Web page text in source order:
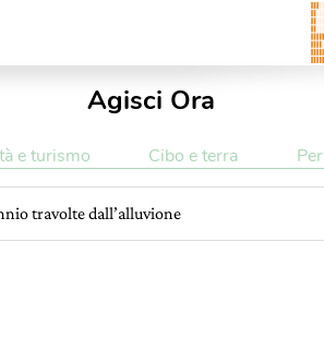
Agisci Ora
e turismo Cibo e terra
travolte dall’alluvione